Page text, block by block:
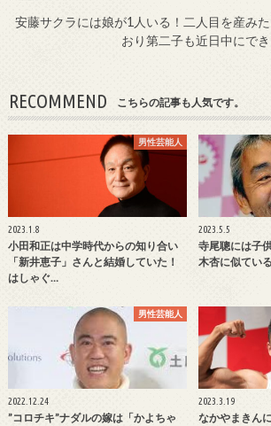
安藤サクラには娘が1人いる！二人目を産み
おり第二子も近日中にで
RECOMMEND こちらの記事も人気です。
男性芸能人
2023.1.8
小田和正は中学時代からの知り合い
「新井恵子」さんと結婚していた！
はしゃぐ…
2023.5.5
寺尾聰には子
木杏に似ている
男性芸能人
2022.12.24
”コロチキ”ナダルの嫁は「かよちゃ
2023.3.19
なかやまきん